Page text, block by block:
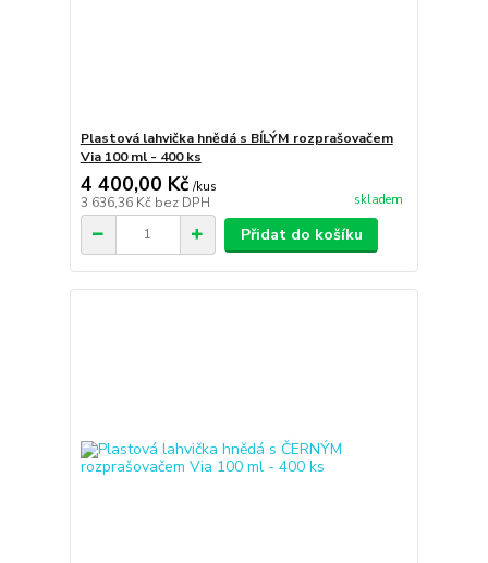
Plastová lahvička hnědá s BÍLÝM rozprašovačem
Via 100 ml - 400 ks
4 400,00 Kč /kus
3 636,36 Kč bez DPH skladem
Přidat do košíku